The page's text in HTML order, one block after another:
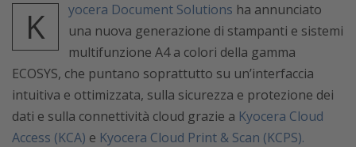
K yocera Document Solutions ha annunciato
una nuova generazione di stampanti e sistemi
multifunzione A4 a colori della gamma
ECOSYS, che puntano soprattutto su un’interfaccia
intuitiva e ottimizzata, sulla sicurezza e protezione dei
dati e sulla connettività cloud grazie a Kyocera Cloud
Access (KCA) e Kyocera Cloud Print & Scan (KCPS).